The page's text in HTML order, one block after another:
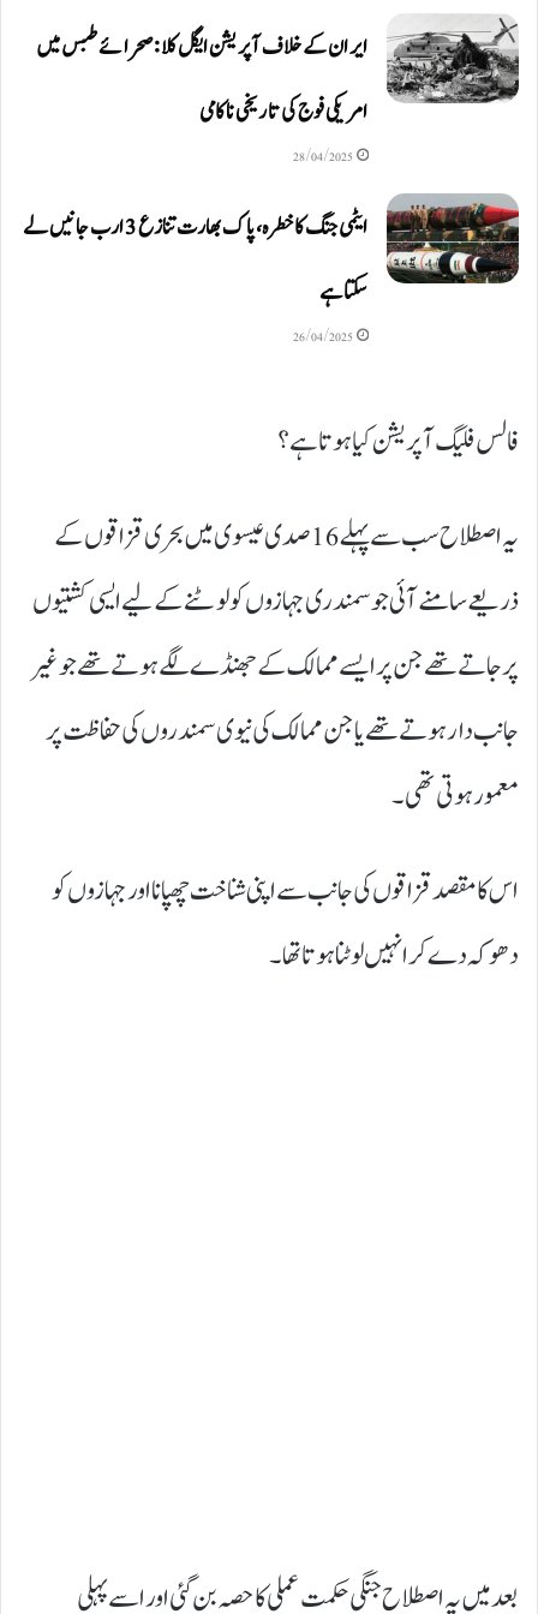
ایران کے خلاف آپریشن ایگل کلا: صحرائے طبس میں
امریکی فوج کی تاریخی ناکامی
28/04/2025
ایٹمی جنگ کا خطرہ، پاک بھارت تنازع 3 ارب جانیں لے
سکتا ہے
26/04/2025
فالس فلیگ آپریشن کیا ہوتا ہے؟
یہ اصطلاح سب سے پہلے 16صدی عیسوی میں بحری قزاقوں کے
ذریعے سامنے آئی جو سمندری جہازوں کو لوٹنے کے لیے ایسی کشتیوں
پر جاتے تھے جن پر ایسے ممالک کے جھنڈے لگے ہوتے تھے جو غیر
جانب دار ہوتے تھے یا جن ممالک کی نیوی سمندروں کی حفاظت پر
معمور ہوتی تھی۔
اس کا مقصد قزاقوں کی جانب سے اپنی شناخت چھپانا اور جہازوں کو
دھوکہ دے کر انہیں لوٹنا ہوتا تھا۔
بعد میں یہ اصطلاح جنگی حکمت عملی کا حصہ بن گئی اور اسے پہلی